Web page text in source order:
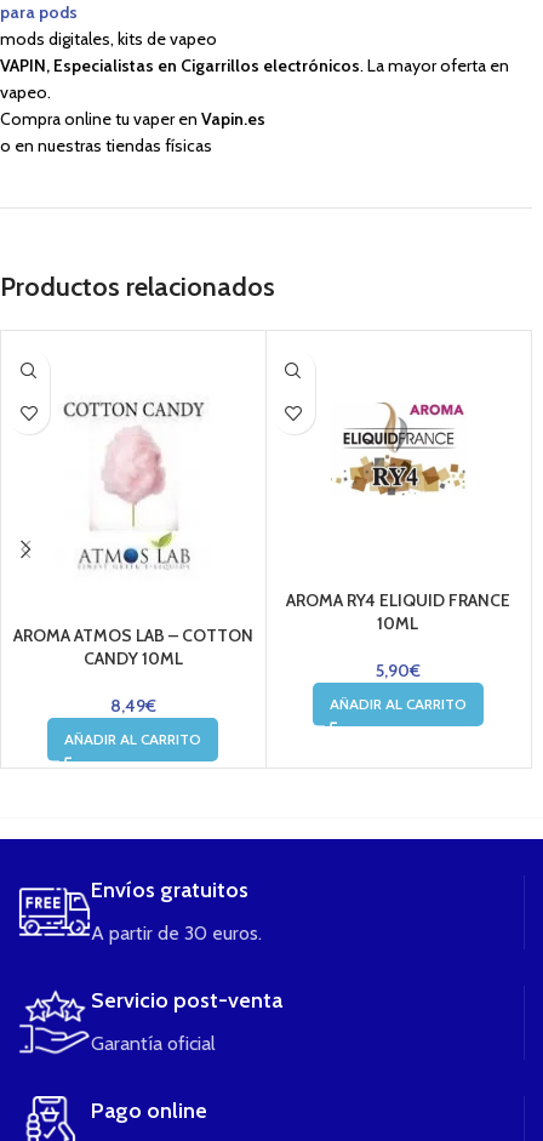
para pods
mods digitales, kits de vapeo
VAPIN, Especialistas en Cigarrillos electrónicos. La mayor oferta en
vapeo.
Compra online tu vaper en Vapin.es
o en nuestras tiendas físicas
Productos relacionados
AROMA ATMOS LAB – COTTON
CANDY 10ML
8,49€
AÑADIR AL CARRITO
AROMA RY4 ELIQUID FRANCE
10ML
5,90€
AÑADIR AL CARRITO
Envíos gratuitos
A partir de 30 euros.
Servicio post-venta
Garantía oficial
Pago online